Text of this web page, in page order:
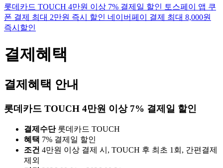
롯데카드 TOUCH 4만원 이상 7% 결제일 할인 토스페이 앱 쿠
폰 결제 최대 2만원 즉시 할인 네이버페이 결제 최대 8,000원
즉시할인
결제혜택
결제혜택 안내
롯데카드 TOUCH 4만원 이상 7% 결제일 할인
결제수단 롯데카드 TOUCH
혜택 7% 결제일 할인
조건 4만원 이상 결제 시, TOUCH 후 최초 1회, 간편결제
제외